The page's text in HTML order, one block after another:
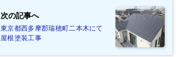
次の記事へ
東京都西多摩郡瑞穂町二本木にて
屋根塗装工事